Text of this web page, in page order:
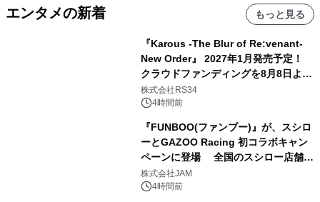
エンタメの新着 もっと見る
『Karous -The Blur of Re:venant-
New Order』 2027年1月発売予定！
クラウドファンディングを8月8日より
開始
株式会社RS34
4時間前
『FUNBOO(ファンブー)』が、スシロ
ーとGAZOO Racing 初コラボキャン
ペーンに登場 全国のスシロー店舗で
GR 4車種の FUNBOO(ミニカー)付き
メニューが展開されます
株式会社JAM
4時間前